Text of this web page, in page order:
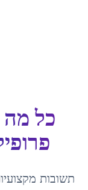
כל
תשובות